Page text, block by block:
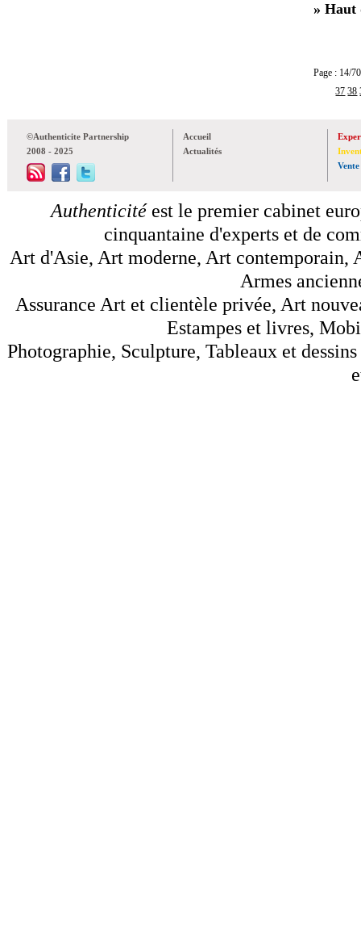
» Haut
Page :
37 38
©Authenticite Partnership
2008 - 2025
Accueil
Actualités
Vente
Authenticitéest le premier cabinet
cinquantaine d'experts et de
Art d'Asie, Art moderne, Art contemporain,
Armes
Assurance Art et clientèle privée, Art
Estampes et livres,
Photographie, Sculpture, Tableaux et